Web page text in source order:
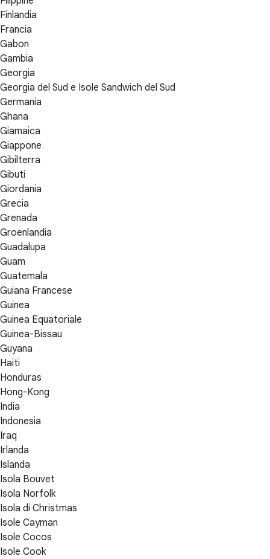
Finlandia
Francia
Gabon
Gambia
Georgia
Georgia del Sud e Isole Sandwich del Sud
Germania
Ghana
Giamaica
Giappone
Gibilterra
Gibuti
Giordania
Grecia
Grenada
Groenlandia
Guadalupa
Guam
Guatemala
Guiana Francese
Guinea
Guinea Equatoriale
Guinea-Bissau
Guyana
Haiti
Honduras
Hong-Kong
India
Indonesia
Iraq
Irlanda
Islanda
Isola Bouvet
Isola Norfolk
Isola di Christmas
Isole Cayman
Isole Cocos
Isole Cook